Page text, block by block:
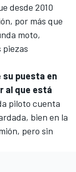
desde 2010
por más que
moto,
su puesta en
al que está
piloto cuenta
bien en la
pero sin